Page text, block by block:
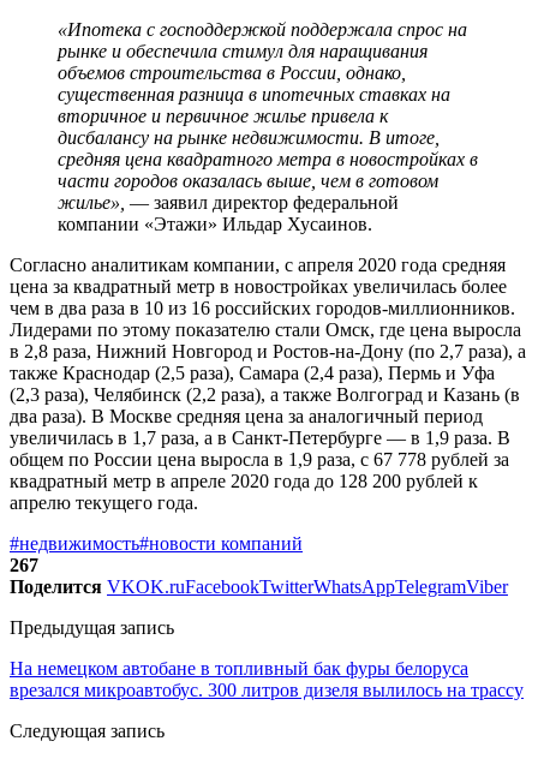
«Ипотека с господдержкой поддержала спрос на
рынке и обеспечила стимул для наращивания
объемов строительства в России, однако,
существенная разница в ипотечных ставках на
вторичное и первичное жилье привела к
дисбалансу на рынке недвижимости. В итоге,
средняя цена квадратного метра в новостройках в
части городов оказалась выше, чем в готовом
жилье», — заявил директор федеральной
компании «Этажи» Ильдар Хусаинов.
Согласно аналитикам компании, с апреля 2020 года средняя
цена за квадратный метр в новостройках увеличилась более
чем в два раза в 10 из 16 российских городов-миллионников.
Лидерами по этому показателю стали Омск, где цена выросла
в 2,8 раза, Нижний Новгород и Ростов-на-Дону (по 2,7 раза), а
также Краснодар (2,5 раза), Самара (2,4 раза), Пермь и Уфа
(2,3 раза), Челябинск (2,2 раза), а также Волгоград и Казань (в
два раза). В Москве средняя цена за аналогичный период
увеличилась в 1,7 раза, а в Санкт-Петербурге — в 1,9 раза. В
общем по России цена выросла в 1,9 раза, с 67 778 рублей за
квадратный метр в апреле 2020 года до 128 200 рублей к
апрелю текущего года.
#недвижимость#новости компаний
267
Поделится VKOK.ruFacebookTwitterWhatsAppTelegramViber
Предыдущая запись
На немецком автобане в топливный бак фуры белоруса
врезался микроавтобус. 300 литров дизеля вылилось на трассу
Следующая запись